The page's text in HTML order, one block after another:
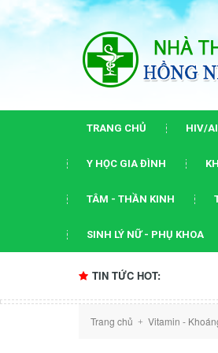
TRANG CHỦ HIV/
Y HỌC GIA ĐÌNH
TÂM - THẦN KINH
SINH LÝ NỮ - PHỤ KHOA
TIN TỨC HOT:
Trang chủ + Vitamin -